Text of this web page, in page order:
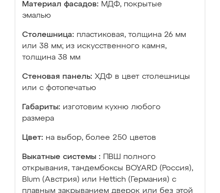
Материал фасадов: МДФ, покрытые
эмалью
Столешница: пластиковая, толщина 26 мм
или 38 мм; из искусственного камня,
толщина 38 мм
Стеновая панель: ХДФ в цвет столешницы
или с фотопечатью
Габариты: изготовим кухню любого
размера
Цвет: на выбор, более 250 цветов
Выкатные системы :
ПВШ полного
открывания, тандембоксы BOYARD (Россия),
Blum (Австрия) или Hettich (Германия) с
плавным закрыванием дверок или без этой